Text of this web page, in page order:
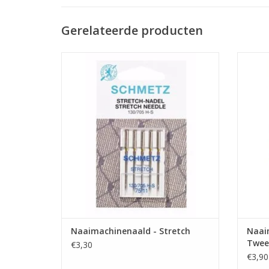
Gerelateerde producten
Naald van Schmetz voor het naaien van
stretchstoffen.
Naaimachinenaald - Stretch
€3,30
het
€3,90